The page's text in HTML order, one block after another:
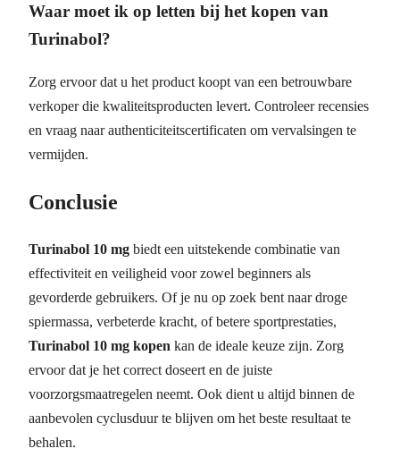
Waar moet ik op letten bij het kopen van
Turinabol?
Zorg ervoor dat u het product koopt van een betrouwbare
verkoper die kwaliteitsproducten levert. Controleer recensies
en vraag naar authenticiteitscertificaten om vervalsingen te
vermijden.
Conclusie
Turinabol 10 mg biedt een uitstekende combinatie van
effectiviteit en veiligheid voor zowel beginners als
gevorderde gebruikers. Of je nu op zoek bent naar droge
spiermassa, verbeterde kracht, of betere sportprestaties,
Turinabol 10 mg kopen kan de ideale keuze zijn. Zorg
ervoor dat je het correct doseert en de juiste
voorzorgsmaatregelen neemt. Ook dient u altijd binnen de
aanbevolen cyclusduur te blijven om het beste resultaat te
behalen.